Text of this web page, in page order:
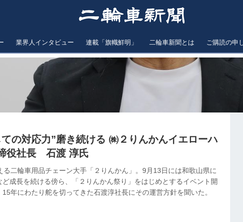
業界人インタビュー 連載「旗幟鮮明」 二輪車新聞とは ご購読の申
の対応力”磨き続ける ㈱２りんかんイエローハ
役社長 石渡 淳氏
る二輪車用品チェーン大手「２りんかん」。9月13日には和歌山県に
成長を続ける傍ら、「２りんかん祭り」をはじめとするイベント開
年にわたり舵を切ってきた石渡淳社長にその運営方針を聞いた。